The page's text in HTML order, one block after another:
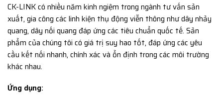
CK-LINK có nhiều năm kinh ngiệm trong ngành tư vấn sản
xuất, gia công các linh kiện thụ động viễn thông như dây nhảy
quang, dây nối quang đáp ứng các tiêu chuẩn quốc tế. Sản
phẩm của chúng tôi có giá trị suy hao tốt, đáp ứng các yêu
cầu kết nối nhanh, chính xác và ổn định trong các môi trường
khác nhau.
Ứng dụng: